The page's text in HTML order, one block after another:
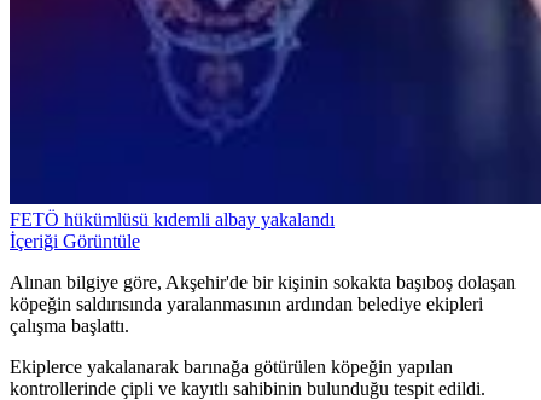
FETÖ hükümlüsü kıdemli albay yakalandı
İçeriği Görüntüle
Alınan bilgiye göre, Akşehir'de bir kişinin sokakta başıboş dolaşan
köpeğin saldırısında yaralanmasının ardından belediye ekipleri
çalışma başlattı.
Ekiplerce yakalanarak barınağa götürülen köpeğin yapılan
kontrollerinde çipli ve kayıtlı sahibinin bulunduğu tespit edildi.